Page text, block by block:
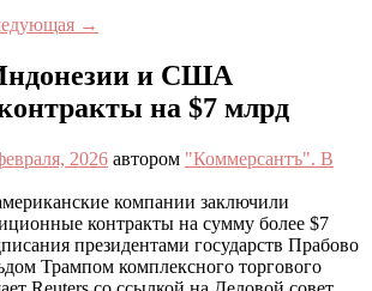
→
и США
на $7 млрд
2026 автором "Коммерсантъ". В
компании заключили
контракты на сумму более $7
президентами государств Прабово
Трампом комплексного торгового